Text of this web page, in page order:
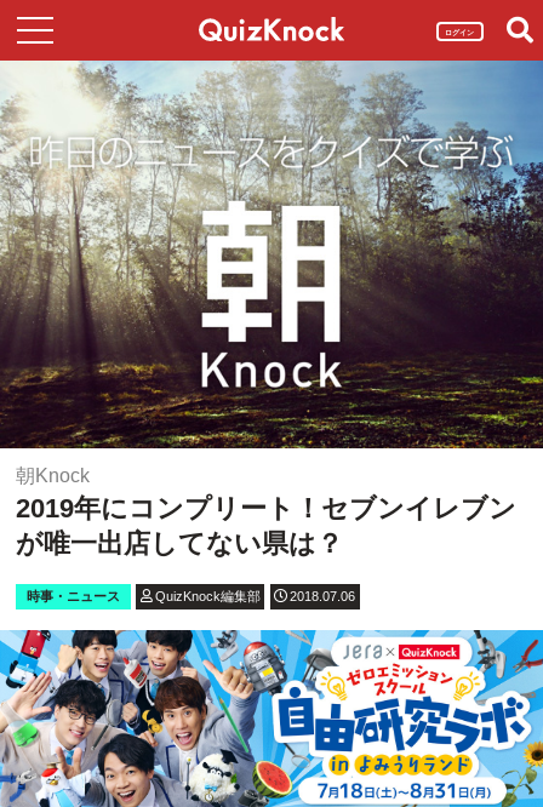
ログイン
朝Knock
2019年にコンプリート！セブンイレブン
が唯一出店してない県は？
時事・ニュース QuizKnock編集部 2018.07.06